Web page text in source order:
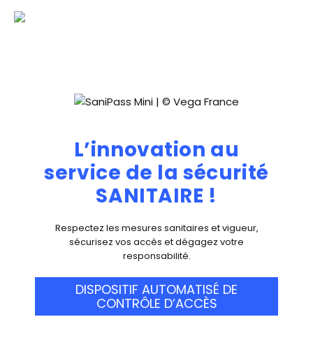
L’innovation au
service de la sécurité
SANITAIRE !
Respectez les mesures sanitaires et vigueur,
sécurisez vos accès et dégagez votre
responsabilité.
DISPOSITIF AUTOMATISÉ DE
CONTRÔLE D’ACCÈS